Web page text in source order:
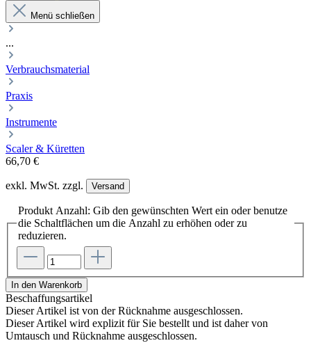
Menü schließen
...
Verbrauchsmaterial
Praxis
Instrumente
Scaler & Küretten
66,70 €
exkl. MwSt. zzgl. Versand
Produkt Anzahl: Gib den gewünschten Wert ein oder benutze
die Schaltflächen um die Anzahl zu erhöhen oder zu
reduzieren.
In den Warenkorb
Beschaffungsartikel
Dieser Artikel ist von der Rücknahme ausgeschlossen.
Dieser Artikel wird explizit für Sie bestellt und ist daher von
Umtausch und Rücknahme ausgeschlossen.